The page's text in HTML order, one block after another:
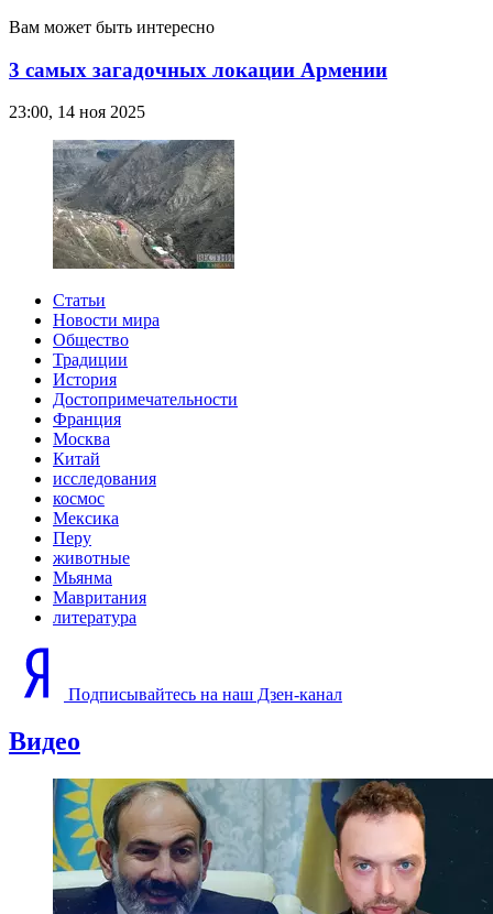
Вам может быть интересно
3 самых загадочных локации Армении
23:00, 14 ноя 2025
Статьи
Новости мира
Общество
Традиции
История
Достопримечательности
Франция
Москва
Китай
исследования
космос
Мексика
Перу
животные
Мьянма
Мавритания
литература
Подписывайтесь на наш Дзен-канал
Видео